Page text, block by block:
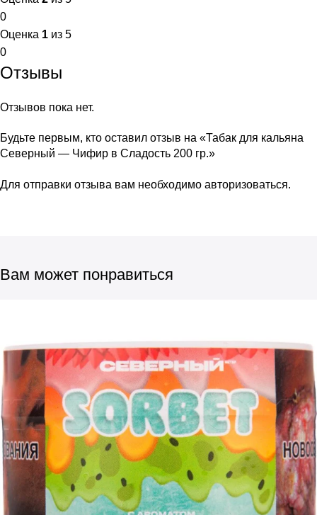
0
Оценка 1 из 5
0
Отзывы
Отзывов пока нет.
Будьте первым, кто оставил отзыв на «Табак для кальяна
Северный — Чифир в Сладость 200 гр.»
Для отправки отзыва вам необходимо авторизоваться.
Вам может понравиться